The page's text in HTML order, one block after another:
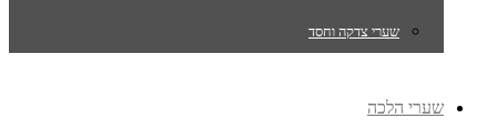
שערי צדקה וחסד
שערי הלכה